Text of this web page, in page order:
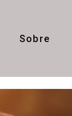
Sobre